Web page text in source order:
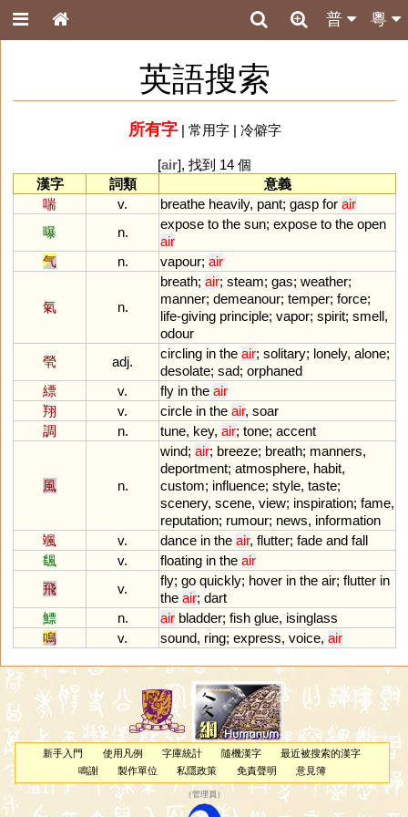
粵
普
英語搜索
所有字| 常用字| 冷僻字
[air], 找到 14 個
漢字
詞類
意義
喘
v. breathe heavily, pant; gasp for air
曝
n.
expose to the sun; expose to the open
air
气
n. vapour; air
氣 n.
breath; air; steam; gas; weather;
manner; demeanour; temper; force;
life-giving principle; vapor; spirit; smell,
odour
煢
adj.
circling in the air; solitary; lonely, alone;
desolate; sad; orphaned
縹
v. fly in the air
翔
v. circle in the air, soar
調
n. tune, key, air; tone; accent
風 n.
wind; air; breeze; breath; manners,
deportment; atmosphere, habit,
custom; influence; style, taste;
scenery, scene, view; inspiration; fame,
reputation; rumour; news, information
颯
v. dance in the air, flutter; fade and fall
颻
v. floating in the air
飛
v.
fly; go quickly; hover in the air; flutter in
the air; dart
鰾
n. air bladder; fish glue, isinglass
鳴
v. sound, ring; express, voice, air
新手入門 使用凡例 字庫統計 隨機漢字
最近被搜索的漢字
鳴謝
製作單位 私隱政策 免責聲明 意見簿
（管理員 ）